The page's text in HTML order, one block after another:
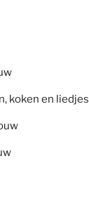
koken en liedjes